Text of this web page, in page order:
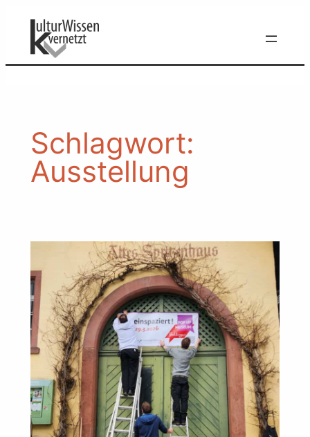
springen
Schlagwort:
Ausstellung